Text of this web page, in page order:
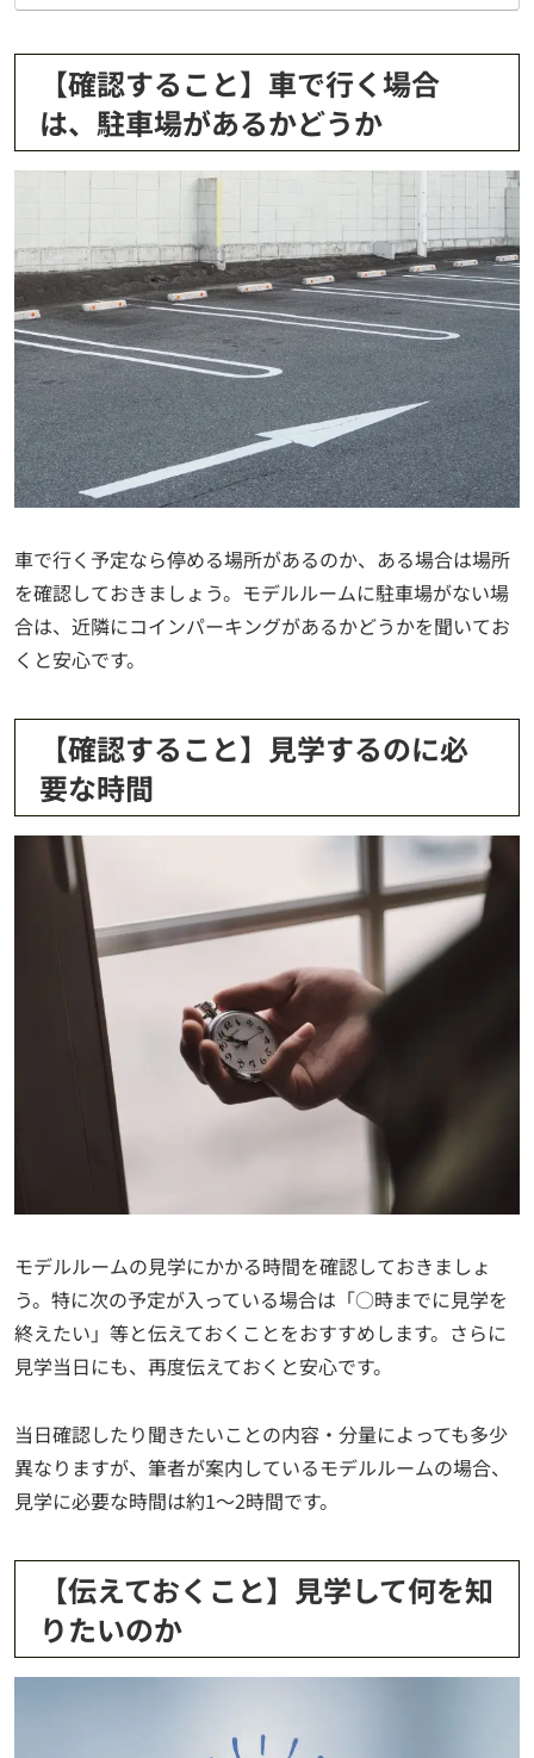
【確認すること】車で行く場合
は、駐車場があるかどうか
車で行く予定なら停める場所があるのか、ある場合は場所
を確認しておきましょう。モデルルームに駐車場がない場
合は、近隣にコインパーキングがあるかどうかを聞いてお
くと安心です。
【確認すること】見学するのに必
要な時間
モデルルームの見学にかかる時間を確認しておきましょ
う。特に次の予定が入っている場合は「○時までに見学を
終えたい」等と伝えておくことをおすすめします。さらに
見学当日にも、再度伝えておくと安心です。
当日確認したり聞きたいことの内容・分量によっても多少
異なりますが、筆者が案内しているモデルルームの場合、
見学に必要な時間は約1〜2時間です。
【伝えておくこと】見学して何を知
りたいのか